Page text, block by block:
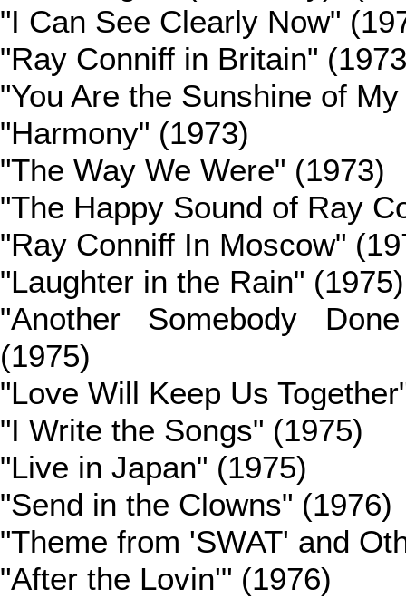
"I Can See Clearly Now"
"Ray Conniff in Britain"
"You Are the Sunshine of
"Harmony" (1973)
"The Way We Were" (1973)
"The Happy Sound of Ray
"Ray Conniff In Moscow"
"Laughter in the Rain" (1975)
"Another Somebody
(1975)
"Love Will Keep Us
"I Write the Songs" (1975)
"Live in Japan" (1975)
"Send in the Clowns" (1976)
"Theme from 'SWAT' and
"After the Lovin'" (1976)